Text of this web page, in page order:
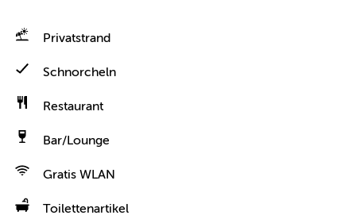
Privatstrand
Schnorcheln
Restaurant
Bar/Lounge
Gratis WLAN
Toilettenartikel